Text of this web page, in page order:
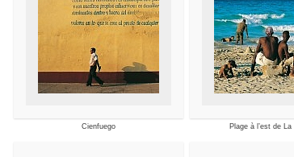
Cienfuego Plage à l’est de La